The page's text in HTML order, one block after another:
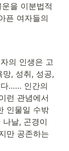
을 이분법적
픈 여자들의
의 인생은 고
, 성취, 성공,
다…… 인간의
런 관념에서
인물일 수밖
날, 곤경이
만 공존하는